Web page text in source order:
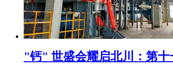
"钙" 世盛会耀启北川：第十